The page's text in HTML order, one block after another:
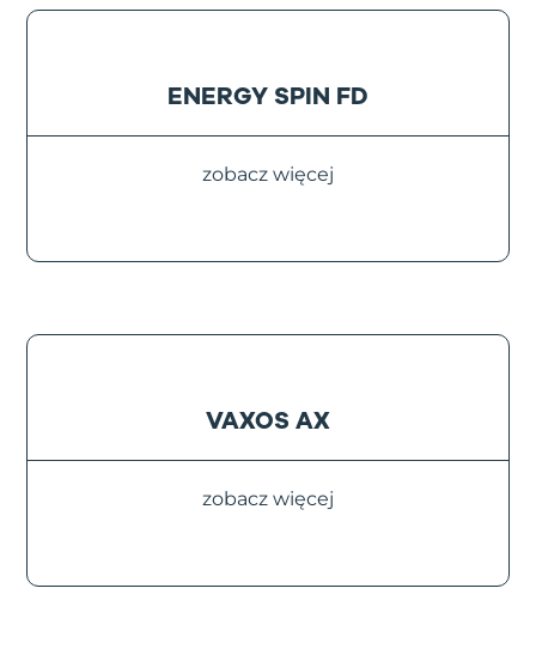
ENERGY SPIN FD
zobacz więcej
VAXOS AX
zobacz więcej